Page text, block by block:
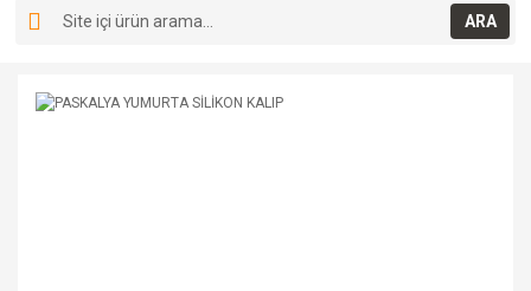
ARA